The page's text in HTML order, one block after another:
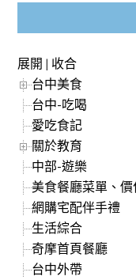
展開 | 收合
台中美食
台中-吃喝
愛吃食記
關於教育
中部-遊樂
美食餐廳菜單、
網購宅配伴手禮
生活綜合
奇摩首頁餐廳
台中外帶